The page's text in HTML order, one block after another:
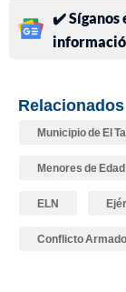
✔️ Síganos
Relacionados
Municipio de El
Menores de Edad
ELN
Conflicto